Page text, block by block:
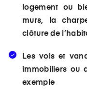
logement ou
murs, la
clôture de
Les vols et
immobiliers ou
exemple